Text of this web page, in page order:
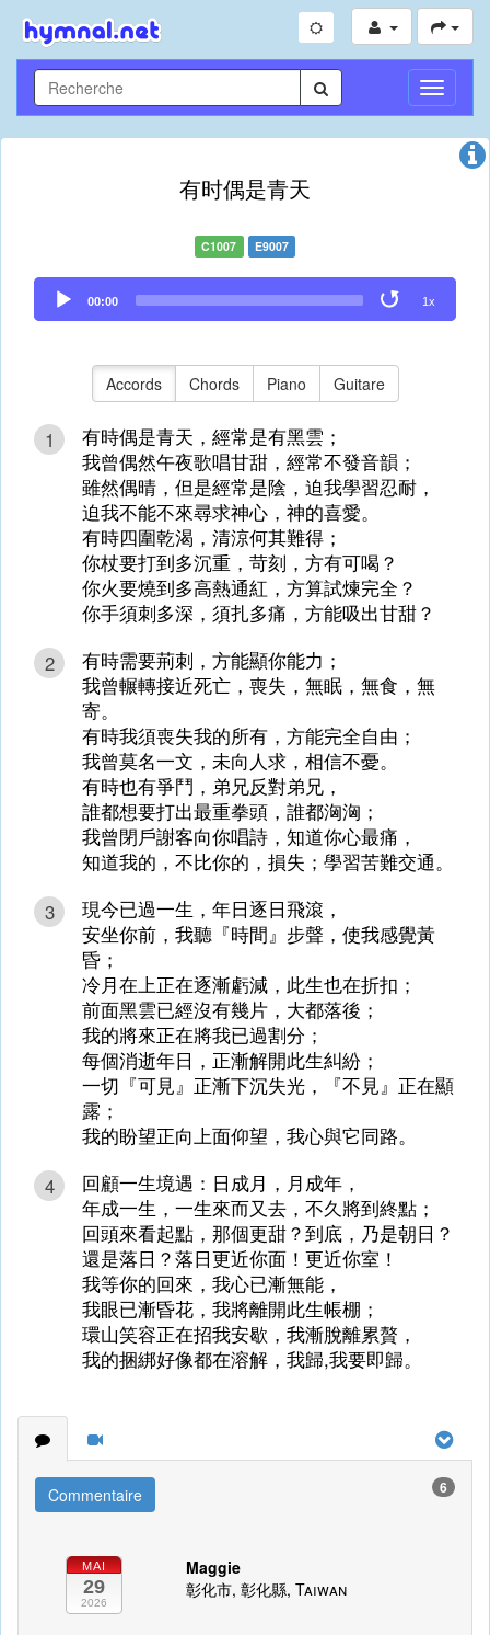
Toggle
有时偶是青天
C1007 E9007
Audio
Player
00:00 1x
Accords Chords Piano Guitare
1
有時偶是青天，經常是有黑雲；
我曾偶然午夜歌唱甘甜，經常不發音韻；
雖然偶晴，但是經常是陰，迫我學習忍耐，
迫我不能不來尋求神心，神的喜愛。
有時四圍乾渴，清涼何其難得；
你杖要打到多沉重，苛刻，方有可喝？
你火要燒到多高熱通紅，方算試煉完全？
你手須刺多深，須扎多痛，方能吸出甘甜？
2
有時需要荊刺，方能顯你能力；
我曾輾轉接近死亡，喪失，無眠，無食，無
寄。
有時我須喪失我的所有，方能完全自由；
我曾莫名一文，未向人求，相信不憂。
有時也有爭鬥，弟兄反對弟兄，
誰都想要打出最重拳頭，誰都洶洶；
我曾閉戶謝客向你唱詩，知道你心最痛，
知道我的，不比你的，損失；學習苦難交通。
3
現今已過一生，年日逐日飛滾，
安坐你前，我聽『時間』步聲，使我感覺黃
昏；
冷月在上正在逐漸虧減，此生也在折扣；
前面黑雲已經沒有幾片，大都落後；
我的將來正在將我已過割分；
每個消逝年日，正漸解開此生糾紛；
一切『可見』正漸下沉失光，『不見』正在顯
露；
我的盼望正向上面仰望，我心與它同路。
4
回顧一生境遇：日成月，月成年，
年成一生，一生來而又去，不久將到終點；
回頭來看起點，那個更甜？到底，乃是朝日？
還是落日？落日更近你面！更近你室！
我等你的回來，我心已漸無能，
我眼已漸昏花，我將離開此生帳棚；
環山笑容正在招我安歇，我漸脫離累贅，
我的捆綁好像都在溶解，我歸,我要即歸。
Commentaire 6
MAI
29
2026
Maggie
彰化市, 彰化縣, Taiwan